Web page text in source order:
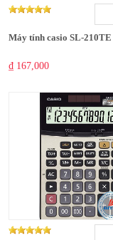
Máy tính casio SL-210TE
₫ 167,000